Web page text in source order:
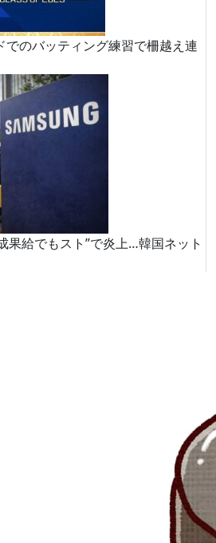
でのバッティング練習で柵越え連
果給でもスト”で炎上…韓国ネット